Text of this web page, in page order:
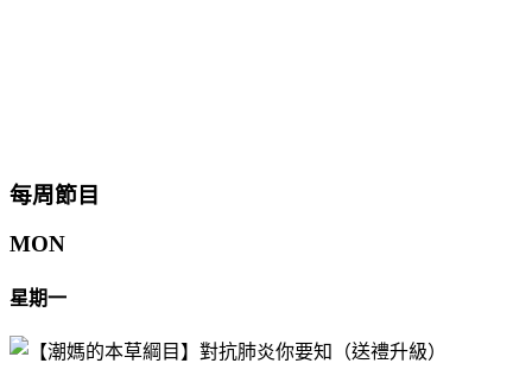
每周節目
MON
星期一